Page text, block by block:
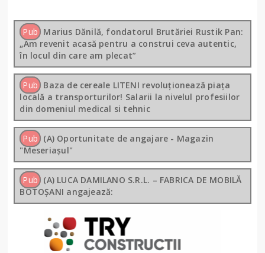
Pub Marius Dănilă, fondatorul Brutăriei Rustik Pan:
„Am revenit acasă pentru a construi ceva autentic,
în locul din care am plecat”
Pub Baza de cereale LITENI revoluționează piața
locală a transporturilor! Salarii la nivelul profesiilor
din domeniul medical si tehnic
Pub (A) Oportunitate de angajare - Magazin
"Meseriașul"
Pub (A) LUCA DAMILANO S.R.L. – FABRICA DE MOBILĂ
BOTOȘANI angajează: